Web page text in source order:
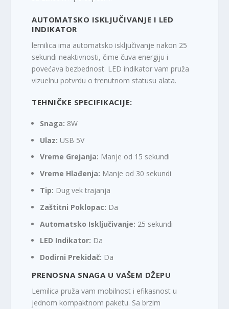
AUTOMATSKO ISKLJUČIVANJE I LED
INDIKATOR
lemilica ima automatsko isključivanje nakon 25
sekundi neaktivnosti, čime čuva energiju i
povećava bezbednost. LED indikator vam pruža
vizuelnu potvrdu o trenutnom statusu alata.
TEHNIČKE SPECIFIKACIJE:
Snaga: 8W
Ulaz: USB 5V
Vreme Grejanja: Manje od 15 sekundi
Vreme Hlađenja: Manje od 30 sekundi
Tip: Dug vek trajanja
Zaštitni Poklopac: Da
Automatsko Isključivanje: 25 sekundi
LED Indikator: Da
Dodirni Prekidač: Da
PRENOSNA SNAGA U VAŠEM DŽEPU
Lemilica pruža vam mobilnost i efikasnost u
jednom kompaktnom paketu. Sa brzim